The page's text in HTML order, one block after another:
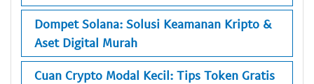
Dompet Solana: Solusi Keamanan Kripto &
Aset Digital Murah
Cuan Crypto Modal Kecil: Tips Token Gratis